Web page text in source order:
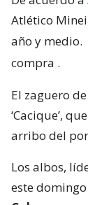
Atlético
año y medio.
compra .
El zaguero
‘Cacique’,
arribo del
Los albos,
este